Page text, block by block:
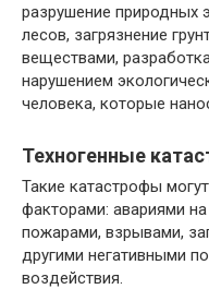
разрушение природных
лесов, загрязнение
веществами,
нарушением
человека, которые
Техногенные
Такие катастрофы
факторами: авариями
пожарами, взрывами,
другими негативными
воздействия.